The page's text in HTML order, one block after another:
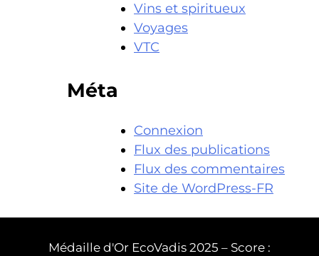
Vins et spiritueux
Voyages
VTC
Méta
Connexion
Flux des publications
Flux des commentaires
Site de WordPress-FR
Médaille d'Or EcoVadis 2025 – Score :